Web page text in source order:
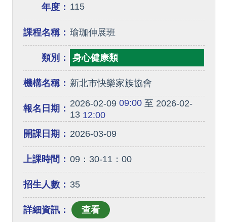
年度： 115
課程名稱： 瑜珈伸展班
類別： 身心健康類
機構名稱： 新北市快樂家族協會
報名日期： 2026-02-0909:00至 2026-02-
1312:00
開課日期： 2026-03-09
上課時間： 09：30-11：00
招生人數： 35
詳細資訊：